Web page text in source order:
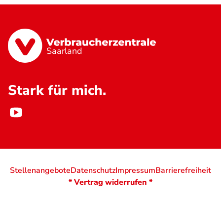
Saarland
Stark für mich.
StellenangeboteDatenschutzImpressumBarrierefreiheit
* Vertrag widerrufen *